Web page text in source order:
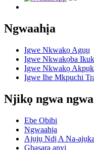
Ngwaahịa
Igwe Nkwakọ Agụụ
Igwe Nkwakọba
Igwe Nkwakọ
Igwe Ihe Mkpuchi
Njikọ ngwa ngwa
Ebe Obibi
Ngwaahịa
Ajụjụ Ndị A Na-
Gbasara anyị